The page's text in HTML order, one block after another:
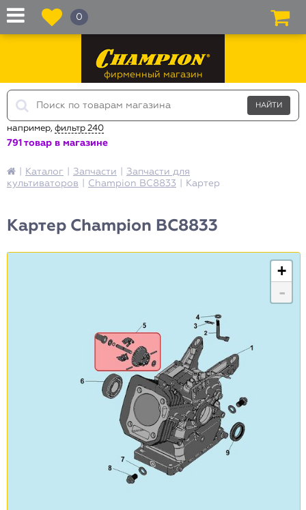
Каталог Запчасти
Запчасти для
культиваторов
Champion BC8833 Картер
Картер Champion BC8833
фирменный магазин
например, фильтр 240
791 товар в магазине
0
+
-